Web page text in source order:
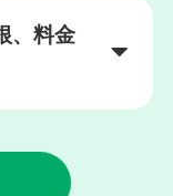
、料金